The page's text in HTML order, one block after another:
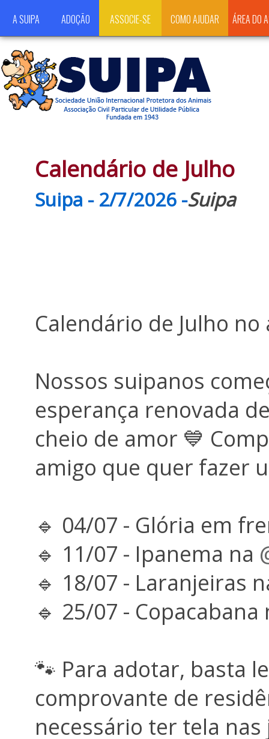
A SUIPA ADOÇÃO ASSOCIE-SE COMO AJUDAR ÁREA DO
Calendário de Julho
Suipa - 2/7/2026 -Suipa
Calendário de Julho no
Nossos suipanos
esperança renovada
cheio de amor 💙
amigo que quer fazer
🔹 04/07 - Glória em
🔹 11/07 - Ipanema na
🔹 18/07 - Laranjeiras
🔹 25/07 -
🐾 Para adotar, basta
comprovante de
necessário ter tela nas